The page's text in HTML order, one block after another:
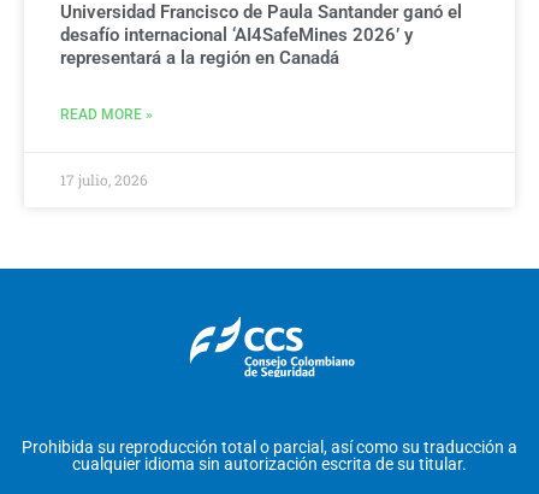
Universidad Francisco de Paula Santander ganó el
desafío internacional ‘AI4SafeMines 2026’ y
representará a la región en Canadá
READ MORE »
17 julio, 2026
Prohibida su reproducción total o parcial, así como su traducción a
cualquier idioma sin autorización escrita de su titular.